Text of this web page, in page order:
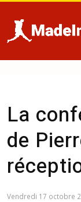
La
de
Vendredi 17 octobre